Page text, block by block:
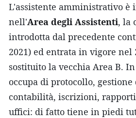
L'assistente amministrativo è
nell'Area degli Assistenti, la
introdotta dal precedente
2021) ed entrata in vigore nel
sostituito la vecchia Area B.
occupa di protocollo, gestione
contabilità, iscrizioni,
uffici: di fatto tiene in piedi